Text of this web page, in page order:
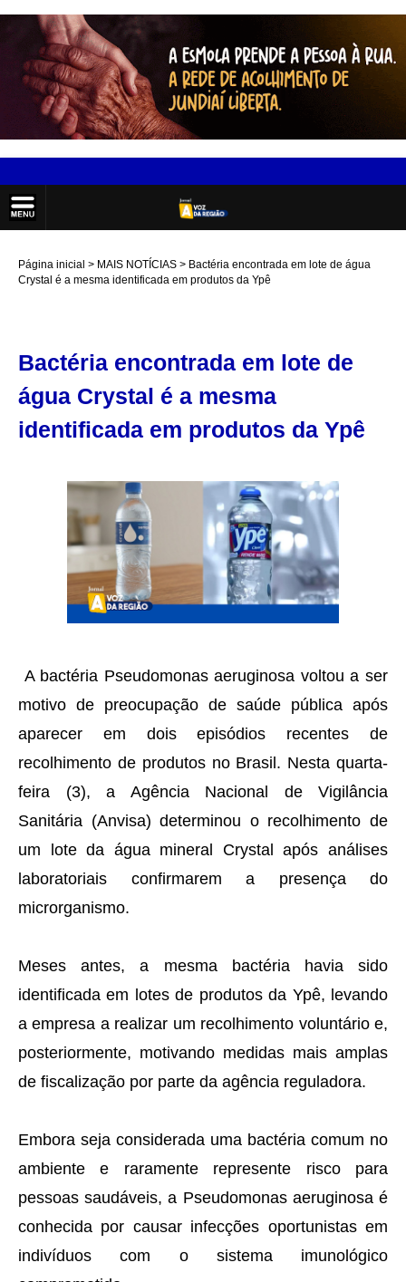
Página inicial MAIS NOTÍCIAS
Bactéria encontrada em lote de água
Crystal é a mesma identificada em produtos da Ypê
Bactéria encontrada em lote de
água Crystal é a mesma
identificada em produtos da Ypê
A bactéria Pseudomonas aeruginosa voltou a ser
motivo de preocupação de saúde pública após
aparecer em dois episódios recentes de
recolhimento de produtos no Brasil. Nesta quarta-
feira (3), a Agência Nacional de Vigilância
Sanitária (Anvisa) determinou o recolhimento de
um lote da água mineral Crystal após análises
laboratoriais confirmarem a presença do
microrganismo.
Meses antes, a mesma bactéria havia sido
identificada em lotes de produtos da Ypê, levando
a empresa a realizar um recolhimento voluntário e,
posteriormente, motivando medidas mais amplas
de fiscalização por parte da agência reguladora.
Embora seja considerada uma bactéria comum no
ambiente e raramente represente risco para
pessoas saudáveis, a Pseudomonas aeruginosa é
conhecida por causar infecções oportunistas em
indivíduos com o sistema imunológico